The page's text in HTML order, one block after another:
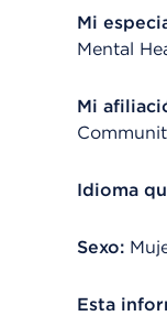
Mi
Mental
Mi
Idioma
Sexo:
Esta